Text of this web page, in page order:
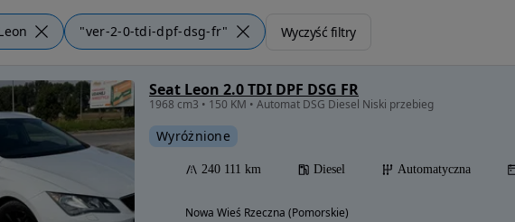
"ver-2-0-tdi-dpf-dsg-fr" Wyczyść filtry
Seat Leon 2.0 TDI DPF DSG FR
1968 cm3 • 150 KM • Automat DSG Diesel Niski przebieg
Wyróżnione
240 111 km Diesel Automatyczna
Nowa Wieś Rzeczna (Pomorskie)